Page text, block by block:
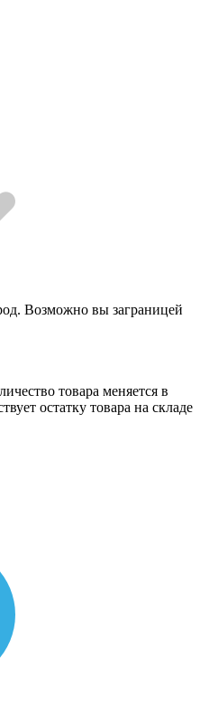
Возможно вы заграницей
товара меняется в
остатку товара на складе